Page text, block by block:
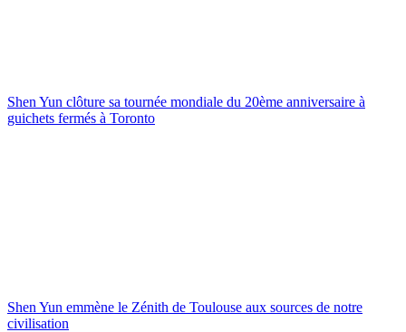
Shen Yun clôture sa tournée mondiale du 20ème anniversaire à
guichets fermés à Toronto
Shen Yun emmène le Zénith de Toulouse aux sources de notre
civilisation